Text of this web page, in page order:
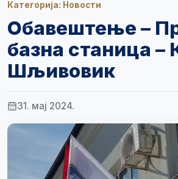
Категорија: Новости
Обавештење –
базна станица –
Шљивовик
31. мај 2024.